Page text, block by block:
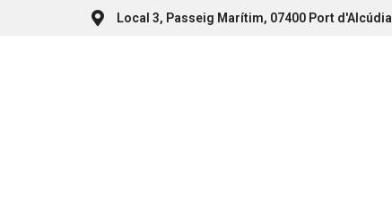
Local 3, Passeig Marítim, 07400 Port d'Alcúdia